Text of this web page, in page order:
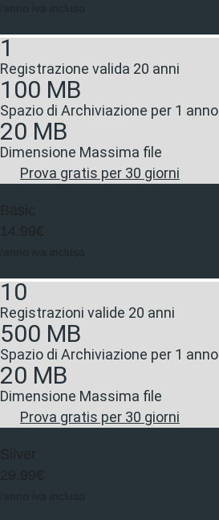
/anno iva inclusa
1
Registrazione valida 20 anni
100 MB
Spazio di Archiviazione per 1 anno
20 MB
Dimensione Massima file
Prova gratis per 30 giorni
Basic
14.99€
/anno iva inclusa
10
Registrazioni valide 20 anni
500 MB
Spazio di Archiviazione per 1 anno
20 MB
Dimensione Massima file
Prova gratis per 30 giorni
Silver
29.99€
/anno iva inclusa